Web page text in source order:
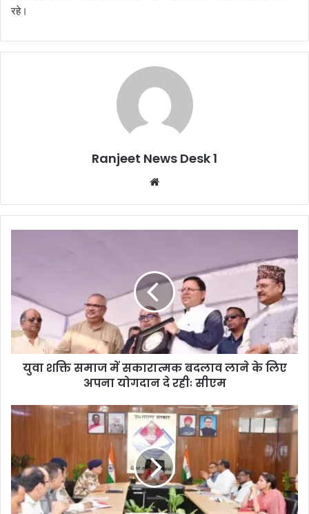
रहे।
Ranjeet News Desk 1
te
युवा शक्ति समाज में सकारात्मक बदलाव लाने के लिए
अपना योगदान दे रहीः सीएम